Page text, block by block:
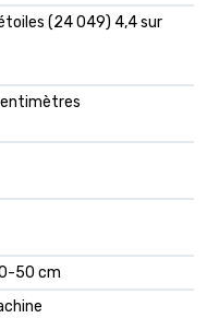
(24 049) 4,4 sur
50 cm